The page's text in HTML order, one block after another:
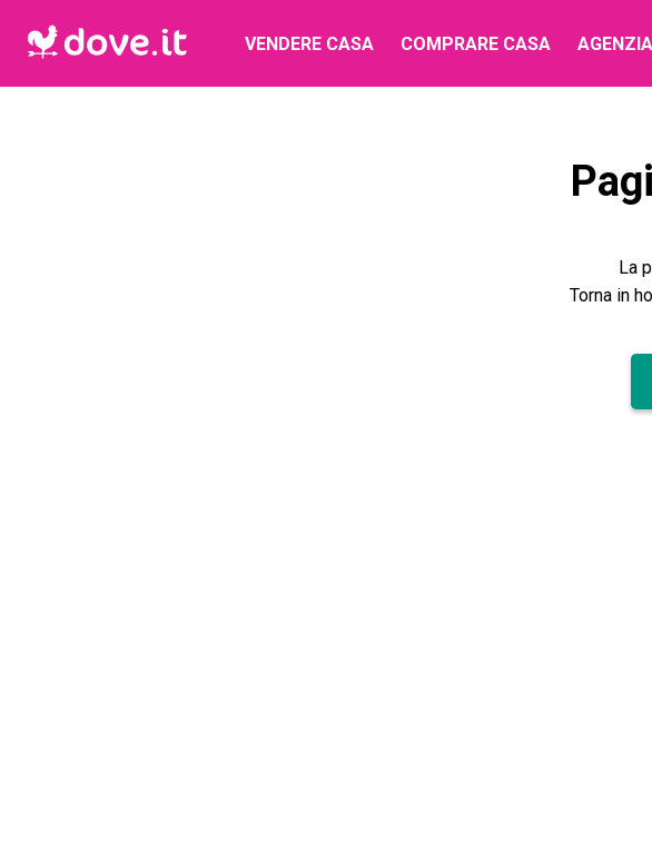
VENDERE CASA COMPRARE CASA
La
Torna in